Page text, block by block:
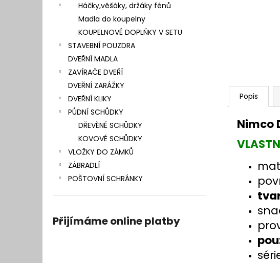
Háčky,věšáky, držáky fénů
Madla do koupelny
KOUPELNOVÉ DOPLŇKY V SETU
STAVEBNÍ POUZDRA
DVEŘNÍ MADLA
ZAVÍRAČE DVEŘÍ
DVEŘNÍ ZARÁŽKY
DVEŘNÍ KLIKY
PŮDNÍ SCHŮDKY
DŘEVĚNÉ SCHŮDKY
KOVOVÉ SCHŮDKY
VLOŽKY DO ZÁMKŮ
ZÁBRADLÍ
POŠTOVNÍ SCHRÁNKY
Přijímáme online platby
Popis
Nimco